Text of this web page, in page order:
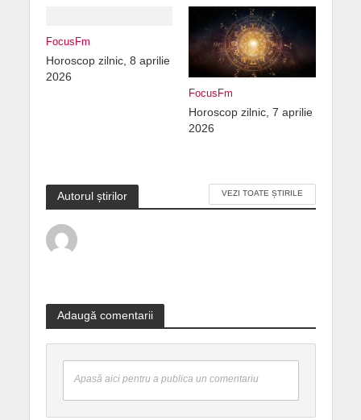
FocusFm
Horoscop zilnic, 8 aprilie
2026
FocusFm
Horoscop zilnic, 7 aprilie
2026
Autorul știrilor VEZI TOATE ȘTIRILE
Adaugă comentarii
Apasă aici pentru a publica un comentariu